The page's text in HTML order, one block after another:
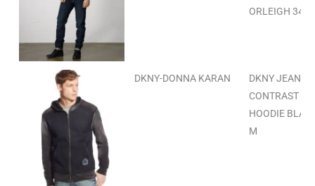
ORLEIGH
DKNY-DONNA KARAN
DKNY JEANS
CONTRAST
HOODIE
M